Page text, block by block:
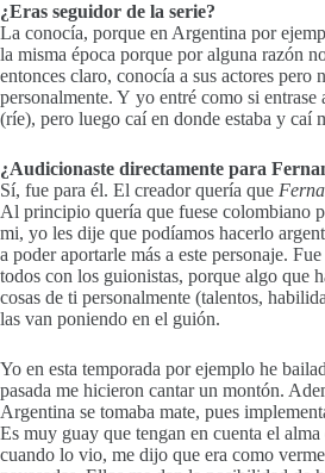
¿Eras seguidor de la serie?
La conocía, porque en Argentina por
la misma época porque por alguna razón
entonces claro, conocía a sus actores pero
personalmente. Y yo entré como si
(ríe), pero luego caí en donde estaba y caí
¿Audicionaste directamente para
Sí, fue para él. El creador quería que
Al principio quería que fuese colombiano
mi, yo les dije que podíamos hacerlo
a poder aportarle más a este personaje.
todos con los guionistas, porque algo que
cosas de ti personalmente (talentos,
las van poniendo en el guión.
Yo en esta temporada por ejemplo he
pasada me hicieron cantar un montón.
Argentina se tomaba mate, pues
Es muy guay que tengan en cuenta el
cuando lo vio, me dijo que era como